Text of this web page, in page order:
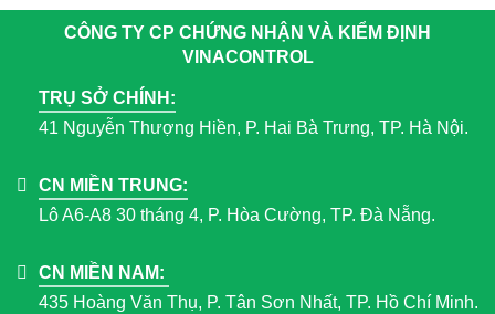
CÔNG TY CP CHỨNG NHẬN VÀ KIỂM ĐỊNH
VINACONTROL
TRỤ SỞ CHÍNH:
41 Nguyễn Thượng Hiền, P. Hai Bà Trưng, TP. Hà Nội.
CN MIỀN TRUNG:
Lô A6-A8 30 tháng 4, P. Hòa Cường, TP. Đà Nẵng.
CN MIỀN NAM:
435 Hoàng Văn Thụ, P. Tân Sơn Nhất, TP. Hồ Chí Minh.